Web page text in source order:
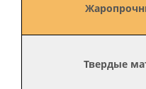
Твердые